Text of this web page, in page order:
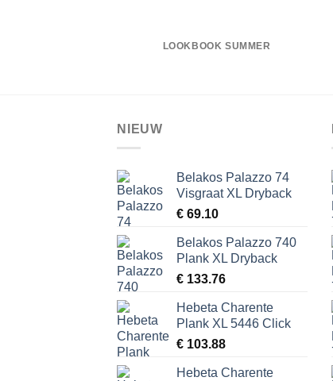
LOOKBOOK SUMMER
NIEUW
Belakos Palazzo 74
Visgraat XL Dryback
€ 69.10
Belakos Palazzo 740
Plank XL Dryback
€ 133.76
Hebeta Charente
Plank XL 5446 Click
€ 103.88
Hebeta Charente